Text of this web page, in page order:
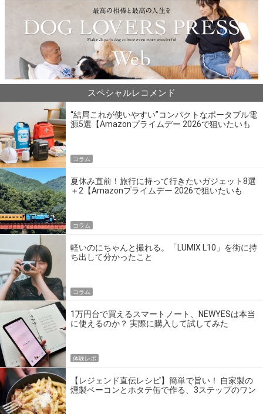
スペシャルレコメンド
“結局これが使いやすい”コンパクトなポータブル電
源5選【Amazonプライムデー 2026で狙いたいも
コラム
夏休み直前！旅行に持って行きたいガジェット8選
＋2【Amazonプライムデー 2026で狙いたいも
コラム
軽いのにちゃんと撮れる。「LUMIX L10」を街に持
ち出して分かったこと
コラム
1万円台で買えるスマートノート、NEWYESは本当
に使えるのか？ 実際に購入して試してみた
体験レポ
【レジェンド直伝レシピ】簡単で旨い！ 自家製の
燻製ベーコンとホタテ缶で作る、3ステップのワン